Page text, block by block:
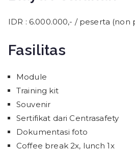
IDR : 6.000.000,- / peserta (non
Fasilitas
Module
Training kit
Souvenir
Sertifikat dari Centrasafety
Dokumentasi foto
Coffee break 2x, lunch 1x